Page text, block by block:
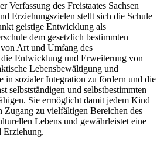
Verfassung des Freistaates Sachsen
Erziehungszielen stellt sich die Schule
geistige Entwicklung als
dem gesetzlich bestimmten
Art und Umfang des
Entwicklung und Erweiterung von
Lebensbewältigung und
in sozialer Integration zu fördern und die
selbstständigen und selbstbestimmten
Sie ermöglicht damit jedem Kind
Zugang zu vielfältigen Bereichen des
Lebens und gewährleistet eine
Erziehung.